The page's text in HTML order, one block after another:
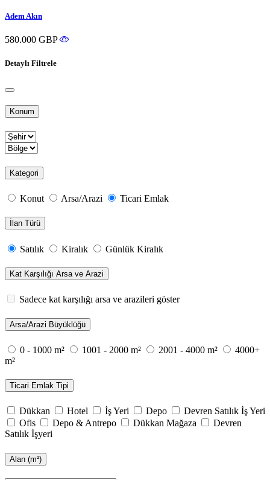
Adem Akın
580.000 GBP
Detaylı Filtrele
Konum
Kategori
Konut Arsa/Arazi Ticari Emlak
İlan Türü
Satılık Kiralık Günlük Kiralık
Kat Karşılığı Arsa ve Arazi
Sadece kat karşılığı arsa ve arazileri göster
Arsa/Arazi Büyüklüğü
0 - 1000 m² 1001 - 2000 m² 2001 - 4000 m²
4000+
m²
Ticari Emlak Tipi
Dükkan Hotel İş Yeri Depo
Devren Satılık İş Yeri
Ofis
Depo & Antrepo Dükkan Mağaza
Devren
Satılık İşyeri
Alan (m²)